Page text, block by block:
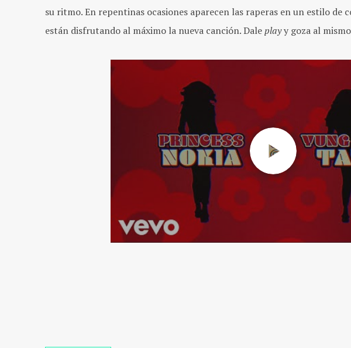
su ritmo. En repentinas ocasiones aparecen las raperas en un estilo de
están disfrutando al máximo la nueva canción. Daleplayy goza al